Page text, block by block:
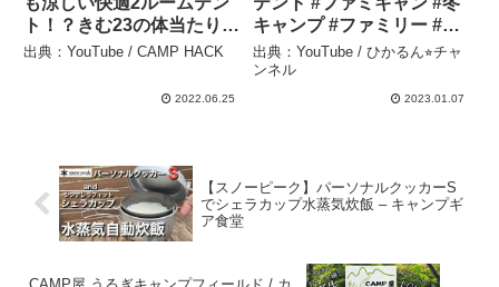
ト！？きむ23の体当たり検
証 – CAMP HACK
出典：YouTube / CAMP HACK
2022.06.25
キャンプ #ファミリー #キ
ャンプ飯 #朝ご飯 #オーナ
ーロッジ – ひかるん⭐︎チャ
出典：YouTube / ひかるん⭐︎チャ
ンネル
2023.01.07
【スノーピーク】パーソナルクッカーS
でシェラカップ水蒸気炊飯 – キャンプギ
ア食堂